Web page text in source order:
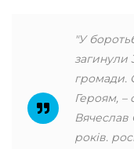
"У
загинули
громади.
Героям, –
Вячеслав
років.